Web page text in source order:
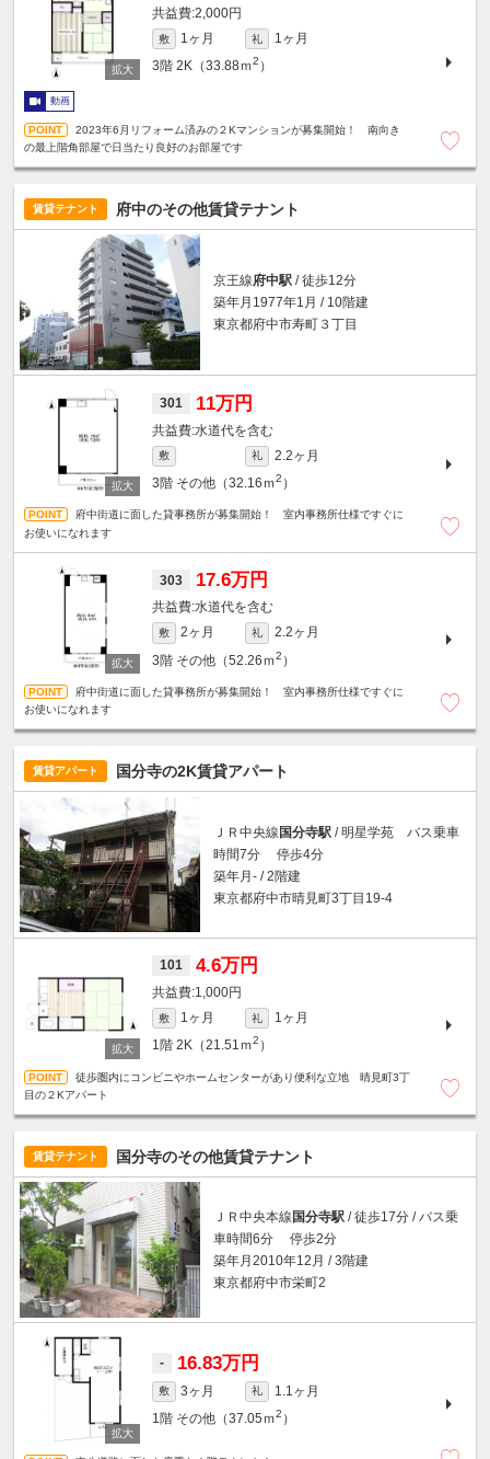
2,000円
敷 1ヶ月 礼
1ヶ月
3階 2K（33.88ｍ2 ）
動画
2023年6月リフォーム済みの２Kマンションが募集開始！ 南向き
の最上階角部屋で日当たり良好のお部屋です
賃貸テナント 府中のその他賃貸テナント
京王線府中駅 / 徒歩12分
築年月1977年1月 / 10階建
東京都府中市寿町３丁目
301 11万円
水道代を含む
敷 礼
2.2ヶ月
3階 その他（32.16ｍ2 ）
府中街道に面した貸事務所が募集開始！ 室内事務所仕様ですぐに
お使いになれます
303 17.6万円
水道代を含む
敷 2ヶ月 礼
2.2ヶ月
3階 その他（52.26ｍ2 ）
府中街道に面した貸事務所が募集開始！ 室内事務所仕様ですぐに
お使いになれます
賃貸アパート 国分寺の2K賃貸アパート
ＪＲ中央線国分寺駅 / 明星学苑 バス乗車
時間7分 停歩4分
築年月- / 2階建
東京都府中市晴見町3丁目19-4
101 4.6万円
1,000円
敷 1ヶ月 礼
1ヶ月
1階 2K（21.51ｍ2 ）
徒歩圏内にコンビニやホームセンターがあり便利な立地 晴見町3丁
目の２Kアパート
賃貸テナント 国分寺のその他賃貸テナント
ＪＲ中央本線 国分寺駅 / 徒歩17分 / バス乗
車時間6分 停歩2分
築年月2010年12月 / 3階建
東京都府中市栄町2
- 16.83万円
敷 3ヶ月 礼
1.1ヶ月
1階 その他（37.05ｍ2 ）